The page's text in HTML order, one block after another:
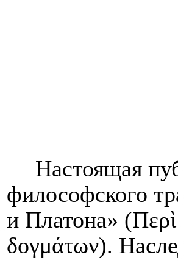
Настоящая
философского
и Платона» (Περὶ
δογμάτων).